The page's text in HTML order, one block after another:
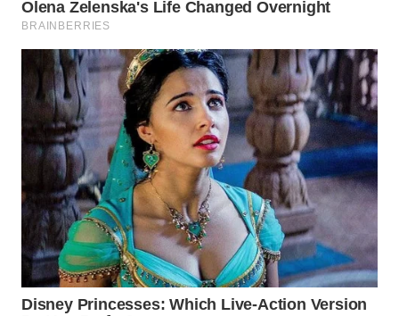
WN
WN
PRIANGAN
TIMUR
WN
SEMARANG
WN
SOLO
WN